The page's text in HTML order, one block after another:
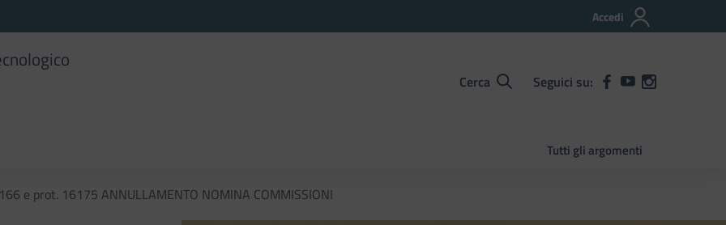
Accedi
Cerca Seguici su:
Tutti gli argomenti
e prot. 16175 ANNULLAMENTO NOMINA COMMISSIONI